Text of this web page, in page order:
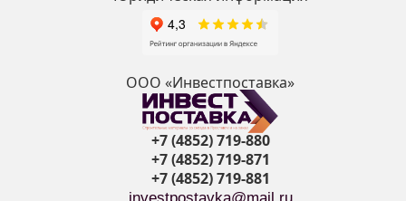
ООО «Инвестпоставка»
+7 (4852) 719-880
+7 (4852) 719-871
+7 (4852) 719-881
investpostavka@mail.ru